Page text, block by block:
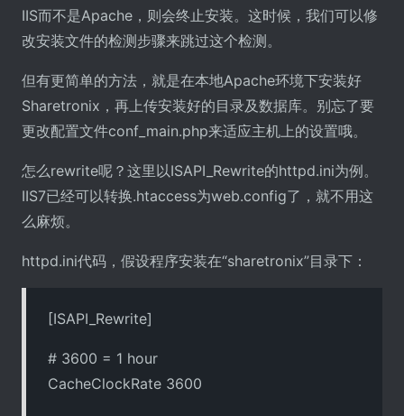
IIS而不是Apache，则会终止安装。这时候，我们可以修
改安装文件的检测步骤来跳过这个检测。
但有更简单的方法，就是在本地Apache环境下安装好
Sharetronix，再上传安装好的目录及数据库。别忘了要
更改配置文件conf_main.php来适应主机上的设置哦。
怎么rewrite呢？这里以ISAPI_Rewrite的httpd.ini为例。
IIS7已经可以转换.htaccess为web.config了，就不用这
么麻烦。
httpd.ini代码，假设程序安装在“sharetronix”目录下：
[ISAPI_Rewrite]
# 3600 = 1 hour
CacheClockRate 3600